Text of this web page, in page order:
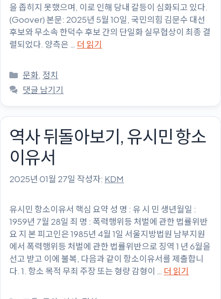
을 좁히지 못했으며, 이로 인해 당내 갈등이 심화되고 있다.
(Goover) 본문: 2025년 5월 10일, 국민의힘 김문수 대선
후보와 무소속 한덕수 후보 간의 단일화 실무협상이 최종 결
렬되었다. 양측은 … 더 읽기
카
테
고
리
문화, 정치
댓글 남기기
역사 뒤돌아보기, 유시민 항소
이유서
2025년 01월 27일 작성자: KDM
유시민 항소이유서 핵심 요약 성 명 : 유 시 민 생년월일 :
1959년 7월 28일 죄 명 : 폭력행위등 처벌에 관한 법률위반
요 지 본 피고인은 1985년 4월 1일 서울지방법원 남부지원
에서 폭력행위등 처벌에 관한 법률위반으로 징역 1 년 6월을
선고 받고 이에 불복, 다음과 같이 항소이유서를 제출합니
다. 1. 항소 목적 무죄 주장 또는 형량 감형이 … 더 읽기